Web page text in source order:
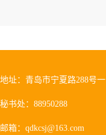
地址：青岛市宁夏路288号
秘书处：88950288
邮箱：qdkcsj@163.com